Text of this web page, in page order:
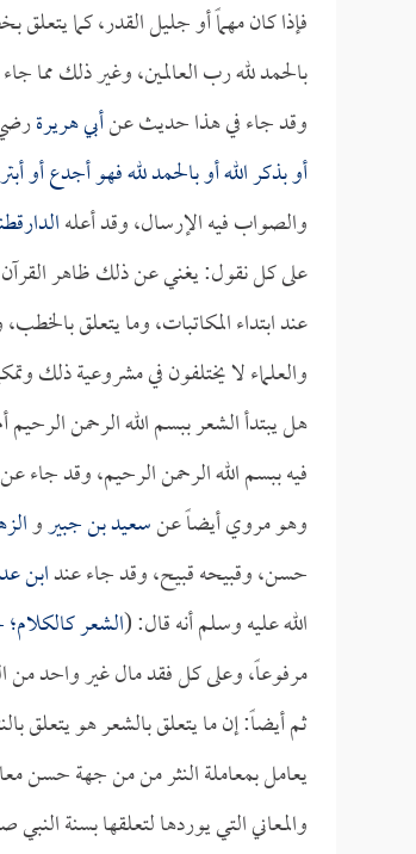
فإذا كان مهماً أو جليل القدر، كما
بالحمد لله رب العالمين، وغير ذلك مما
وقد جاء في هذا حديث عنأبي هريرة
أو بذكر الله أو بالحمد لله فهو أجدع أو
والصواب فيه الإرسال، وقد أعله
على كل نقول: يغني عن ذلك ظاهر القرآن
عند ابتداء المكاتبات، وما يتعلق
والعلماء لا يختلفون في مشروعية ذلك
هل يبتدأ الشعر ببسم الله الرحمن
فيه ببسم الله الرحمن الرحيم، وقد جاء عن
وهو مروي أيضاً عنسعيد بن جبيرو
حسن، وقبيحه قبيح، وقد جاء عندابن
الله عليه وسلم أنه قال: (الشعر
مرفوعاً، وعلى كل فقد مال غير واحد من
ثم أيضاً: إن ما يتعلق بالشعر هو يتعلق
يعامل بمعاملة النثر من من جهة حسن
والمعاني التي يوردها لتعلقها بسنة